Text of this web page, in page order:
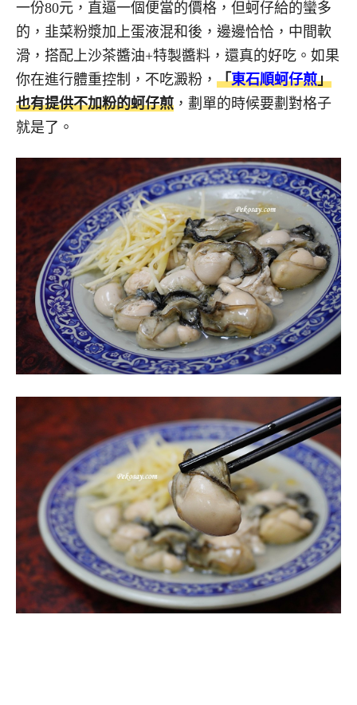
一份80元，直逼一個便當的價格，但蚵仔給的蠻多
的，韭菜粉漿加上蛋液混和後，邊邊恰恰，中間軟
滑，搭配上沙茶醬油+特製醬料，還真的好吃。如果
你在進行體重控制，不吃澱粉， 「東石順蚵仔煎」
也有提供不加粉的蚵仔煎 ，劃單的時候要劃對格子
就是了。